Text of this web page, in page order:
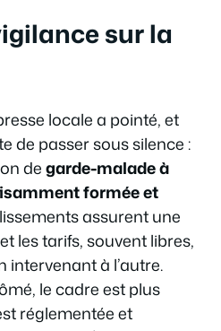
sur la
locale a pointé, et
de passer sous silence :
degarde-malade à
formée et
assurent une
les tarifs, souvent libres,
intervenant à l’autre.
le cadre est plus
réglementée et